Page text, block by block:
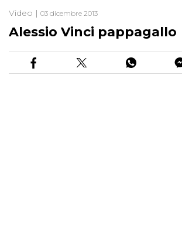
Video | 03 dicembre 2013
Alessio Vinci pappagallo